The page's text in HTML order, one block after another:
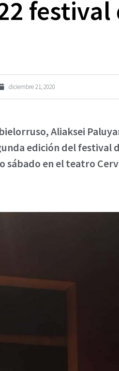
festival
diciembre 21, 2020
Aliaksei
edición del festival
sábado en el teatro